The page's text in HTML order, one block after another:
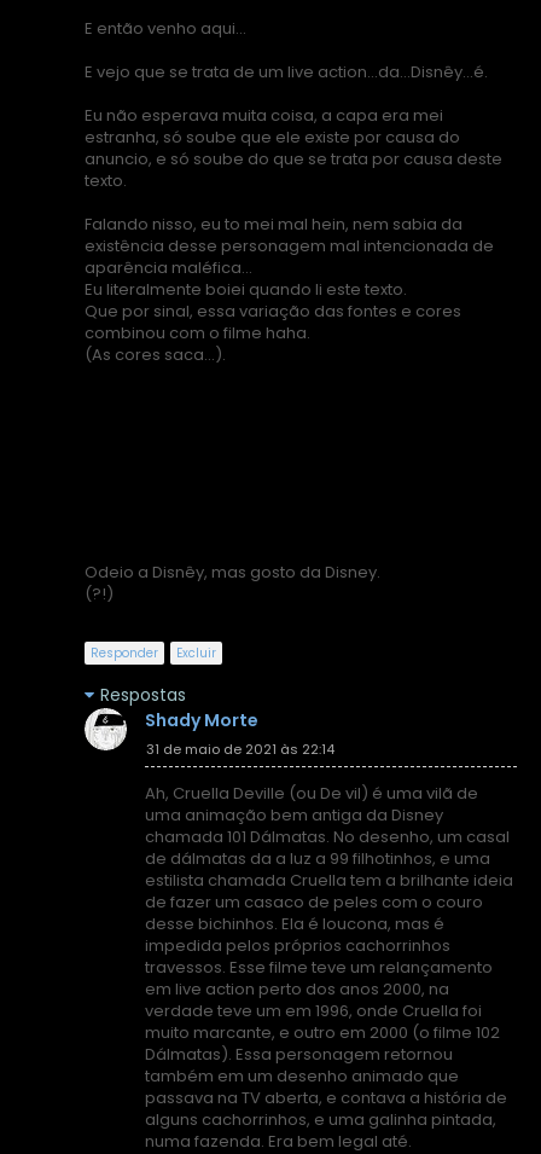
E então venho aqui...
E vejo que se trata de um live action...da...Disnêy...é.
Eu não esperava muita coisa, a capa era mei
estranha, só soube que ele existe por causa do
anuncio, e só soube do que se trata por causa deste
texto.
Falando nisso, eu to mei mal hein, nem sabia da
existência desse personagem mal intencionada de
aparência maléfica...
Eu literalmente boiei quando li este texto.
Que por sinal, essa variação das fontes e cores
combinou com o filme haha.
(As cores saca...).
Odeio a Disnêy, mas gosto da Disney.
(?!)
Responder Excluir
Respostas
Shady Morte
31 de maio de 2021 às 22:14
Ah, Cruella Deville (ou De vil) é uma vilã de
uma animação bem antiga da Disney
chamada 101 Dálmatas. No desenho, um casal
de dálmatas da a luz a 99 filhotinhos, e uma
estilista chamada Cruella tem a brilhante ideia
de fazer um casaco de peles com o couro
desse bichinhos. Ela é loucona, mas é
impedida pelos próprios cachorrinhos
travessos. Esse filme teve um relançamento
em live action perto dos anos 2000, na
verdade teve um em 1996, onde Cruella foi
muito marcante, e outro em 2000 (o filme 102
Dálmatas). Essa personagem retornou
também em um desenho animado que
passava na TV aberta, e contava a história de
alguns cachorrinhos, e uma galinha pintada,
numa fazenda. Era bem legal até.